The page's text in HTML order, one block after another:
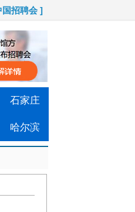
国招聘会 ]
石家庄
哈尔滨